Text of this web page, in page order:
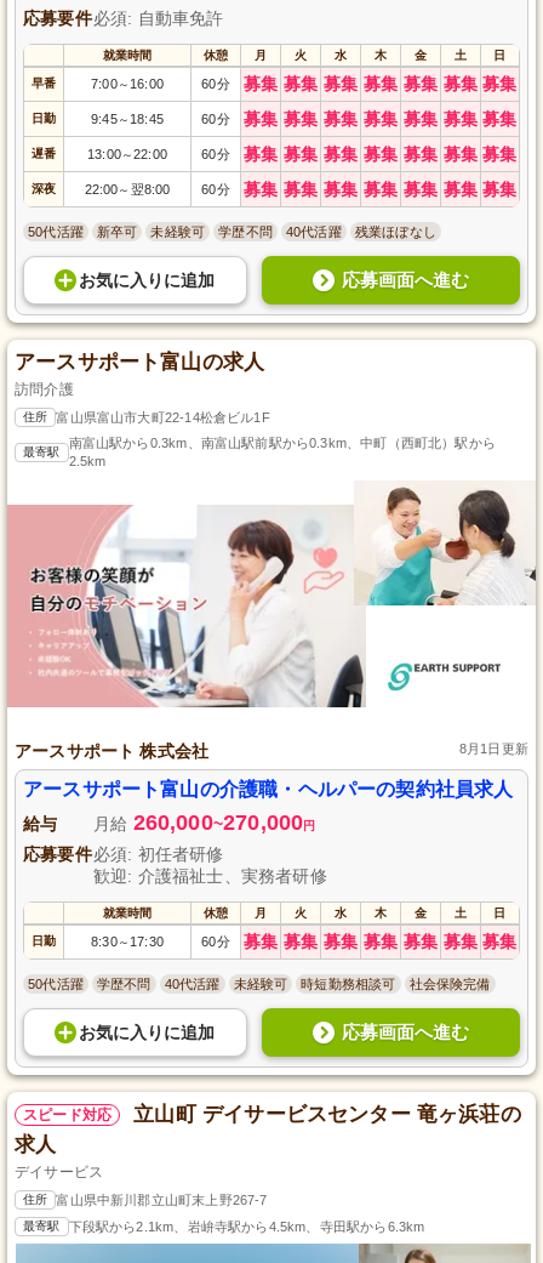
応募要件必須: 自動車免許
就業時間 休憩 月 火 水 木 金 土 日
早番 7:00～ 16:00 60分 募集 募集 募集 募集 募集 募集 募集
日勤 9:45～ 18:45 60分 募集 募集 募集 募集 募集 募集 募集
遅番 13:00～22:00 60分 募集 募集 募集 募集 募集 募集 募集
深夜 22:00～ 翌8:00 60分 募集 募集 募集 募集 募集 募集 募集
50代活躍 新卒可 未経験可 学歴不問 40代活躍 残業ほぼなし
お気に入り に追加 応募画面へ進む
アースサポート富山の求人
訪問介護
住所 富山県富山市大町22-14松倉ビル1F
最寄駅
南富山駅から0.3km、南富山駅前駅から0.3km、中町（西町北）駅から
2.5km
アースサポート 株式会社 8月1日更新
アースサポート富山の介護職・ヘルパーの契約社員求人
給与 月給 260,000~270,000円
応募要件必須: 初任者研修
歓迎: 介護福祉士、実務者研修
就業時間 休憩 月 火 水 木 金 土 日
日勤 8:30～ 17:30 60分 募集 募集 募集 募集 募集 募集 募集
50代活躍 学歴不問 40代活躍 未経験可 時短勤務相談可 社会保険完備
お気に入り に追加 応募画面へ進む
スピード対応
立山町 デイサービスセンター 竜ヶ浜荘の
求人
デイサービス
住所 富山県中新川郡立山町末上野267-7
最寄駅 下段駅から2.1km、岩峅寺駅から4.5km、寺田駅から6.3km